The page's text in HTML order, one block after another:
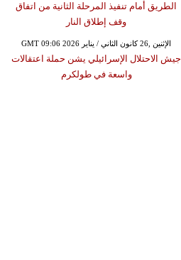
الطريق أمام تنفيذ المرحلة الثانية من اتفاق
وقف إطلاق النار
GMT 09:06 2026 الإثنين ,26 كانون الثاني / يناير
جيش الاحتلال الإسرائيلي يشن حملة اعتقالات
واسعة في طولكرم